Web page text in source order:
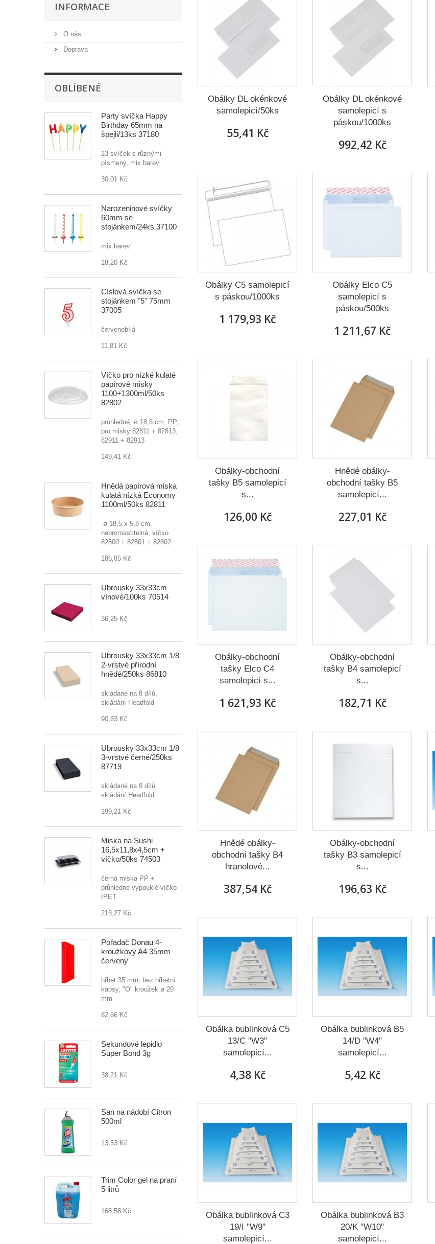
INFORMACE
O nás
Doprava
OBLÍBENÉ
Party svíčka Happy
Birthday 65mm na
špejli/13ks 37180
13 svíček s různými
písmeny, mix barev
30,01 Kč
Narozeninové svíčky
60mm se
stojánkem/24ks 37100
mix barev
18,20 Kč
Číslová svíčka se
stojánkem "5" 75mm
37005
červenobílá
11,81 Kč
Víčko pro nízké kulaté
papírové misky
1100+1300ml/50ks
82802
průhledné, ø 18,5 cm, PP,
pro misky 82811 + 82813,
82911 + 82913
149,41 Kč
Hnědá papírová miska
kulatá nízká Economy
1100ml/50ks 82811
ø 18,5 x 5,8 cm,
nepromastitelná, víčko
82800 + 82801 + 82802
186,85 Kč
Ubrousky 33x33cm
vínové/100ks 70514
36,25 Kč
Ubrousky 33x33cm 1/8
2-vrstvé přírodní
hnědé/250ks 86810
skládané na 8 dílů,
skládání Headfold
90,63 Kč
Ubrousky 33x33cm 1/8
3-vrstvé černé/250ks
87719
skládané na 8 dílů,
skládání Headfold
199,21 Kč
Miska na Sushi
16,5x11,8x4,5cm +
víčko/50ks 74503
černá miska PP +
průhledné vypouklé víčko
rPET
213,27 Kč
Pořadač Donau 4-
kroužkový A4 35mm
červený
hřbet 35 mm, bez hřbetní
kapsy, "O" kroužek ø 20
mm
82,66 Kč
Sekundové lepidlo
Super Bond 3g
38,21 Kč
San na nádobí Citron
500ml
13,53 Kč
Trim Color gel na praní
5 litrů
168,58 Kč
Obálky DL okénkové
samolepicí/50ks
55,41 Kč
Obálky DL okénkové
samolepicí s
páskou/1000ks
992,42 Kč
Obálky C5 samolepicí
s páskou/1000ks
1 179,93 Kč
Obálky Elco C5
samolepicí s
páskou/500ks
1 211,67 Kč
Obálky-obchodní
tašky B5 samolepicí
s...
126,00 Kč
Hnědé obálky-
obchodní tašky B5
samolepicí...
227,01 Kč
Obálky-obchodní
tašky Elco C4
samolepicí s...
1 621,93 Kč
Obálky-obchodní
tašky B4 samolepicí
s...
182,71 Kč
Hnědé obálky-
obchodní tašky B4
hranolové...
387,54 Kč
Obálky-obchodní
tašky B3 samolepicí
s...
196,63 Kč
Obálka bublinková C5
13/C "W3"
samolepicí...
4,38 Kč
Obálka bublinková B5
14/D "W4"
samolepicí...
5,42 Kč
Obálka bublinková C3
19/I "W9"
samolepicí...
Obálka bublinková B3
20/K "W10"
samolepicí...